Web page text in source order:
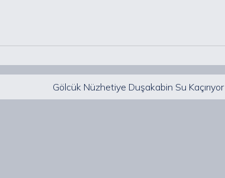
Gölcük Nüzhetiye Duşakabin Su Kaçırıyor